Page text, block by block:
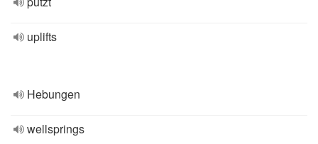
uplifts
Hebungen
wellsprings